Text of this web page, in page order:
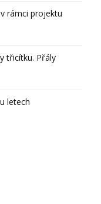
rámci projektu
třicítku. Přály
letech